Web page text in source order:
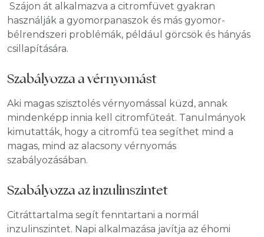
Szájon át alkalmazva a citromfüvet gyakran
használják a gyomorpanaszok és más gyomor-
bélrendszeri problémák, például görcsök és hányás
csillapítására.
Szabályozza a vérnyomást
Aki magas szisztolés vérnyomással küzd, annak
mindenképp innia kell citromfűteát. Tanulmányok
kimutatták, hogy a citromfű tea segíthet mind a
magas, mind az alacsony vérnyomás
szabályozásában.
Szabályozza az inzulinszintet
Citráttartalma segít fenntartani a normál
inzulinszintet. Napi alkalmazása javítja az éhomi